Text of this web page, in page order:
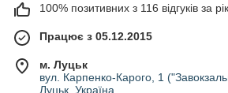
100% позитивних з 116 відгуків за рік
Працює з 05.12.2015
м. Луцьк
вул. Карпенко-Карого, 1
Луцьк, Україна